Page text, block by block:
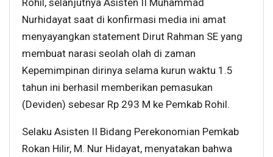
Nurhidayat saat di konfirmasi media ini amat
menyayangkan statement Dirut Rahman SE yang
membuat narasi seolah olah di zaman
Kepemimpinan dirinya selama kurun waktu 1.5
tahun ini berhasil memberikan pemasukan
(Deviden) sebesar Rp 293 M ke Pemkab Rohil.
Selaku Asisten II Bidang Perekonomian Pemkab
Rokan Hilir, M. Nur Hidayat, menyatakan bahwa